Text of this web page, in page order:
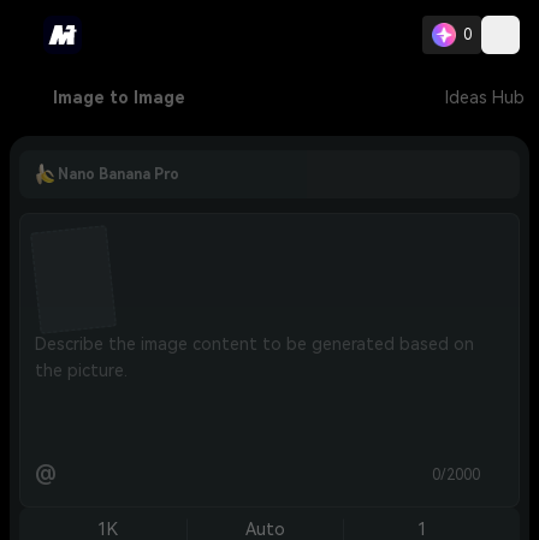
0
Image to Image Ideas Hub
Nano Banana Pro
@ 0/2000
1K Auto 1